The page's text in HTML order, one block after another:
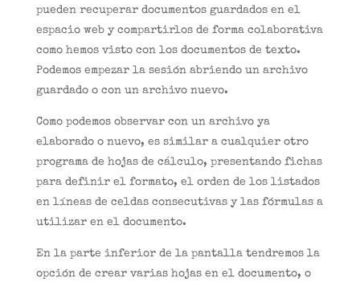
pueden recuperar documentos guardados en el
espacio web y compartirlos de forma colaborativa
como hemos visto con los documentos de texto.
Podemos empezar la sesión abriendo un archivo
guardado o con un archivo nuevo.
Como podemos observar con un archivo ya
elaborado o nuevo, es similar a cualquier otro
programa de hojas de cálculo, presentando fichas
para definir el formato, el orden de los listados
en líneas de celdas consecutivas y las fórmulas a
utilizar en el documento.
En la parte inferior de la pantalla tendremos la
opción de crear varias hojas en el documento, o